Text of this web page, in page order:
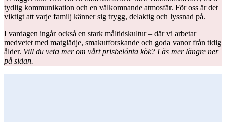
tydlig kommunikation och en välkomnande atmosfär. För oss är det
viktigt att varje familj känner sig trygg, delaktig och lyssnad på.
I vardagen ingår också en stark måltidskultur – där vi arbetar
medvetet med matglädje, smakutforskande och goda vanor från tidig
ålder. Vill du veta mer om vårt prisbelönta kök? Läs mer längre ner
på sidan.